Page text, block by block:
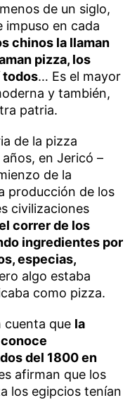
de un siglo,
impuso en cada
chinos la llaman
pizza, los
todos… Es el mayor
y también,
patria.
de la pizza
en Jericó –
de la
producción de los
civilizaciones
correr de los
ingredientes por
especias,
algo estaba
como pizza.
cuenta que la
del 1800 en
afirman que los
los egipcios tenían